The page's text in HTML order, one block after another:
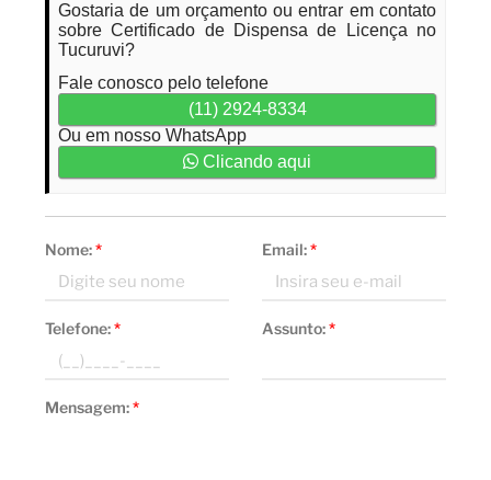
Gostaria de um orçamento ou entrar em contato
sobre Certificado de Dispensa de Licença no
Tucuruvi?
Fale conosco pelo telefone
(11) 2924-8334
Ou em nosso WhatsApp
Clicando aqui
Nome:* Email:*
Telefone:* Assunto:*
Mensagem:*